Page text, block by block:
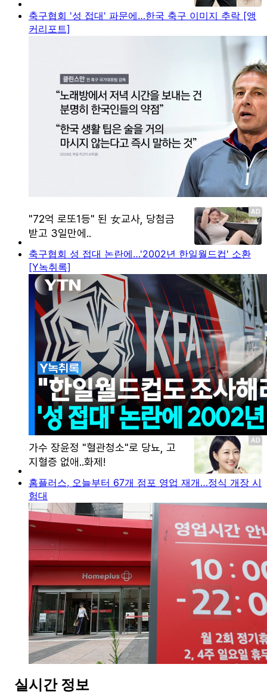
축구협회 '성 접대' 파문에…한국 축구 이미지 추락 [앵
커리포트]
축구협회 성 접대 논란에…'2002년 한일월드컵' 소환
[Y녹취록]
홈플러스, 오늘부터 67개 점포 영업 재개…정식 개장 시
험대
실시간 정보